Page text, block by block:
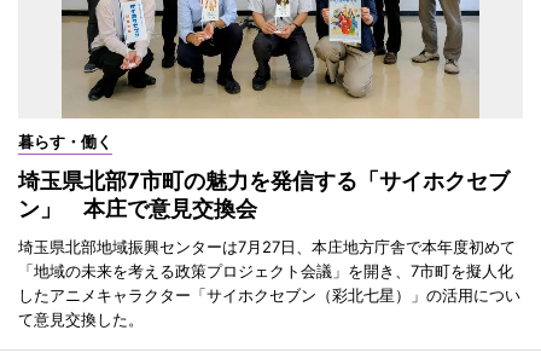
暮らす・働く
埼玉県北部7市町の魅力を発信する「サイホクセブ
ン」 本庄で意見交換会
埼玉県北部地域振興センターは7月27日、本庄地方庁舎で本年度初めて
「地域の未来を考える政策プロジェクト会議」を開き、7市町を擬人化
したアニメキャラクター「サイホクセブン（彩北七星）」の活用につい
て意見交換した。